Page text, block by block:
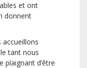
et ont
donnent
accueillons
tant nous
plaignant d’être